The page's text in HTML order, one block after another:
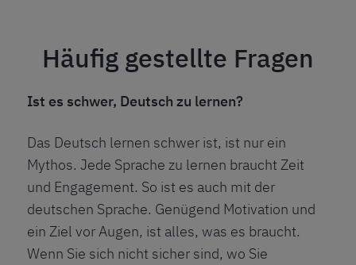
Häufig gestellte Fragen
Ist es schwer, Deutsch zu lernen?
Das Deutsch lernen schwer ist, ist nur ein
Mythos. Jede Sprache zu lernen braucht Zeit
und Engagement. So ist es auch mit der
deutschen Sprache. Genügend Motivation und
ein Ziel vor Augen, ist alles, was es braucht.
Wenn Sie sich nicht sicher sind, wo Sie